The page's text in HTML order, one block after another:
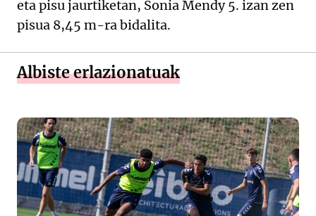
eta pisu jaurtiketan, Sonia Mendy 5. izan zen
pisua 8,45 m-ra bidalita.
Albiste erlazionatuak